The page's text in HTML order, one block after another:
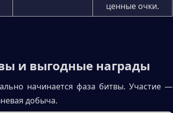
ценные очки.
и выгодные награды
начинается фаза битвы. Участие —
добыча.